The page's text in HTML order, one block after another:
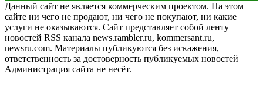
Данный сайт не является коммерческим проектом. На этом
сайте ни чего не продают, ни чего не покупают, ни какие
услуги не оказываются. Сайт представляет собой ленту
новостей RSS канала news.rambler.ru, kommersant.ru,
newsru.com. Материалы публикуются без искажения,
ответственность за достоверность публикуемых новостей
Администрация сайта не несёт.